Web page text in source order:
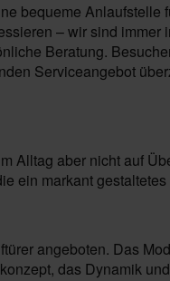
bequeme
– wir sind
Beratung.
Serviceangebot
Alltag aber nicht auf
ein markant
angeboten. Das
das Dynamik